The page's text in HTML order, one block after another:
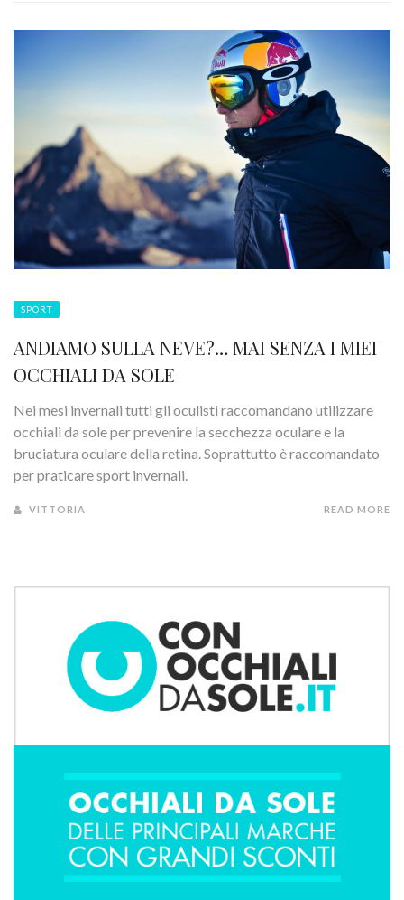
SPORT
ANDIAMO SULLA NEVE?… MAI SENZA I MIEI
OCCHIALI DA SOLE
Nei mesi invernali tutti gli oculisti raccomandano utilizzare
occhiali da sole per prevenire la secchezza oculare e la
bruciatura oculare della retina. Soprattutto è raccomandato
per praticare sport invernali.
VITTORIA READ MORE